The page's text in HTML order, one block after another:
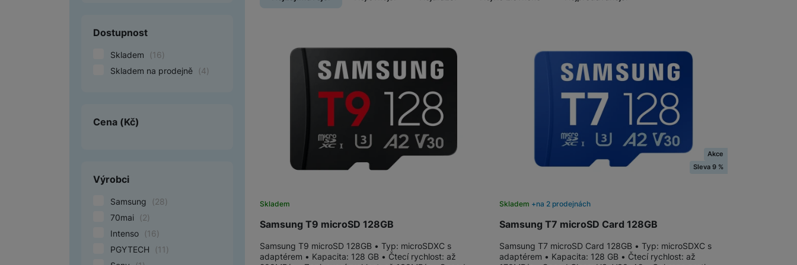
Počítače a notebooky
Péče o zdraví a tělo
Klávesnice k tabletům Myši a podložky pod myš
Trackpady
Příslušenství k
fotoaparátům
Stativy
Blesky
Fotopouzdra a batohy
Sluneční clony
Mikrofony
Nabíječky
Nabíječky do auta
Bezdrátové nabíječky
Nabíječky k chytrým hodinkám
Síťové nabíječky (230 V)
Nabíjecí stojánky
Příslušenství pro Apple Watch
Příslušenství pro AirPods
Vrácené zboží
Dostupnost
Skladem (16)
Skladem na prodejně
(4)
Cena (Kč)
Výrobci
Samsung (28)
70mai
(2)
Intenso
(16)
PGYTECH
(11 )
Produkty
Samsung T9 microSD 128GB
Skladem
Samsung T9 microSD 128GB • Typ: microSDXC s
adaptérem • Kapacita: 128 GB • Čtecí rychlost: až
Samsung T7 microSD Card 128GB
Skladem na 2 prodejnách
Akce
Sleva 9 %
Samsung T7 microSD Card 128GB • Typ: microSDXC s
adaptérem • Kapacita: 128 GB • Čtecí rychlost: až